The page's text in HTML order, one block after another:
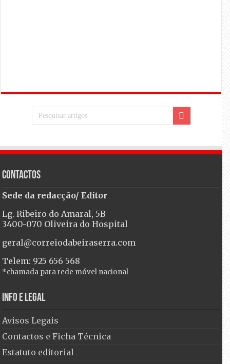
Contactos
Sede da redacção/ Editor
Lg. Ribeiro do Amaral, 5B
3400-070 Oliveira do Hospital
geral@correiodabeiraserra.com
Telem: 925 656 568
*chamada para rede móvel nacional
Info e Legal
Avisos Legais
Contactos e Ficha Técnica
Estatuto editorial